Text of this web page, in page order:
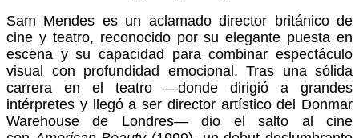
Sam Mendes es un aclamado director británico de
cine y teatro, reconocido por su elegante puesta en
escena y su capacidad para combinar espectáculo
visual con profundidad emocional. Tras una sólida
carrera en el teatro —donde dirigió a grandes
intérpretes y llegó a ser director artístico del Donmar
Warehouse de Londres— dio el salto al cine